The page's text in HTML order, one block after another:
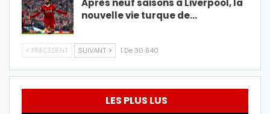
nouvelle vie turque de…
PRÉCÉDENT SUIVANT 1 De 30 840
LES PLUS LUS